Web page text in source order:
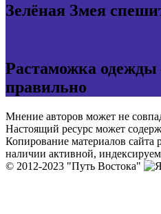
Зелёная Змея
Растаможка одежды
правильно
Мнение авторов может не
Настоящий ресурс может
Копирование материалов сайта
наличии активной,
© 2012-2023 "Путь Востока"